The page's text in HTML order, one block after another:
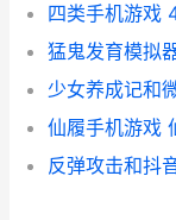
四类手机游戏
猛鬼发育模拟
仙履手机游戏